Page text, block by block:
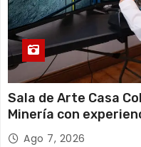
Sala de Arte Casa
Minería con
cobreAgo 7, 2026